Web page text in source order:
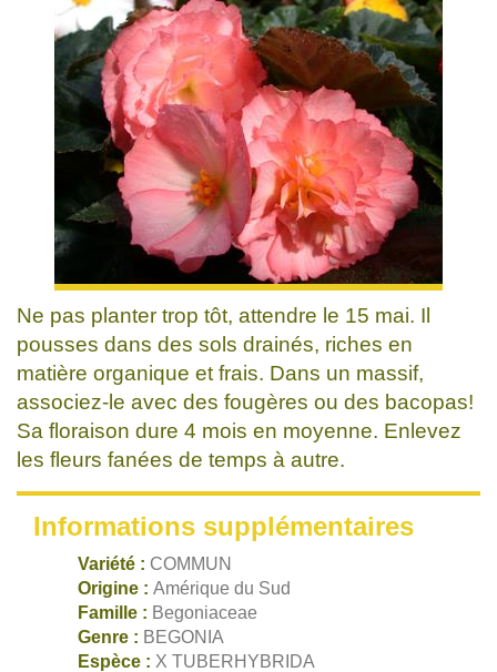
Ne pas planter trop tôt, attendre le 15 mai. Il
pousses dans des sols drainés, riches en
matière organique et frais. Dans un massif,
associez-le avec des fougères ou des bacopas!
Sa floraison dure 4 mois en moyenne. Enlevez
les fleurs fanées de temps à autre.
Informations supplémentaires
Variété : COMMUN
Origine : Amérique du Sud
Famille : Begoniaceae
Genre : BEGONIA
Espèce : X TUBERHYBRIDA